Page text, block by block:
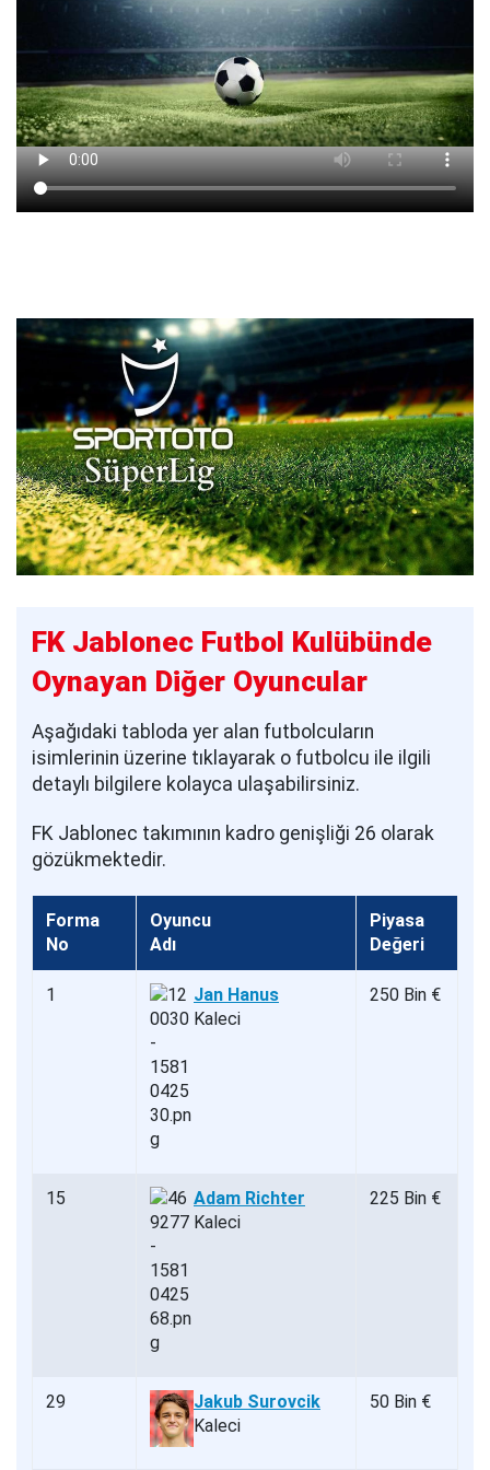
FK Jablonec Futbol Kulübünde
Oynayan Diğer Oyuncular
Aşağıdaki tabloda yer alan futbolcuların
isimlerinin üzerine tıklayarak o futbolcu ile ilgili
detaylı bilgilere kolayca ulaşabilirsiniz.
FK Jablonec takımının kadro genişliği 26 olarak
gözükmektedir.
Forma
No
Oyuncu
Adı
Piyasa
Değeri
1
Jan Hanus
Kaleci
250 Bin €
15
Adam Richter
Kaleci
225 Bin €
29
Jakub Surovcik
Kaleci
50 Bin €